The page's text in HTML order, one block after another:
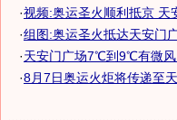
·视频:奥运圣火顺利抵京 天
·组图:奥运圣火抵达天安门
·天安门广场7℃到9℃有微风
·8月7日奥运火炬将传递至